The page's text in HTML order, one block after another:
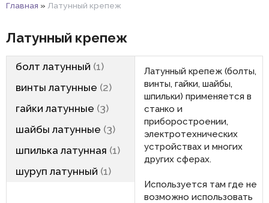
Главная » Латунный крепеж
Латунный крепеж
болт латунный 1
винты латунные 2
гайки латунные 3
шайбы латунные 3
шпилька латунная 1
шуруп латунный 1
Латунный крепеж (болты,
винты, гайки, шайбы,
шпильки) применяется в
станко и
приборостроении,
электротехнических
устройствах и многих
других сферах.
Используется там где не
возможно использовать